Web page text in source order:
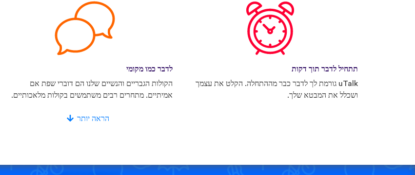
תתחיל לדבר תוך דקות
uTalk גורמת לך לדבר כבר מההתחלה. הקלט את עצמך
ושכלל את המבטא שלך.
לדבר כמו מקומי
הקולות הגבריים והנשיים שלנו הם דוברי שפת אם
אמיתיים. מתחרים רבים משתמשים בקולות מלאכותיים.
הראה יותר